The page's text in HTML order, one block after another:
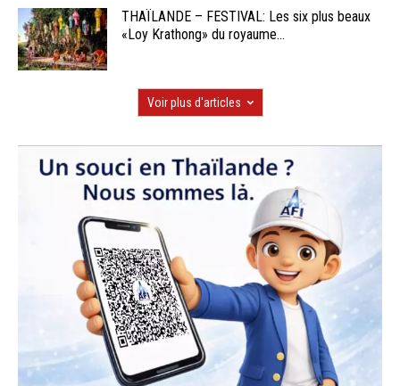
THAÏLANDE – FESTIVAL: Les six plus beaux
«Loy Krathong» du royaume...
Voir plus d'articles